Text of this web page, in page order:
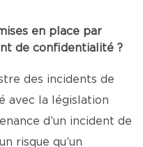
en place par
de confidentialité ?
des incidents de
avec la législation
d’un incident de
risque qu’un